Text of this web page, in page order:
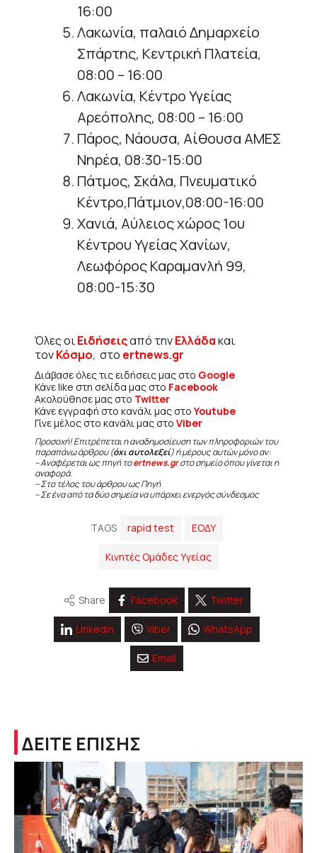
16:00
Λακωνία, παλαιό Δημαρχείο
Σπάρτης, Κεντρική Πλατεία,
08:00 – 16:00
Λακωνία, Κέντρο Υγείας
Αρεόπολης, 08:00 – 16:00
Πάρος, Νάουσα, Αίθουσα ΑΜΕΣ
Νηρέα, 08:30-15:00
Πάτμος, Σκάλα, Πνευματικό
Κέντρο,Πάτμιον,08:00-16:00
Χανιά, Αύλειος χώρος 1ου
Κέντρου Υγείας Χανίων,
Λεωφόρος Καραμανλή 99,
08:00-15:30
Όλες οιΕιδήσειςαπό τηνΕλλάδακαι
τονΚόσμο, στο ertnews.gr
Διάβασε όλες τις ειδήσεις μας στο Google
Κάνε like στη σελίδα μας στο Facebook
Ακολούθησε μας στο Twitter
Κάνε εγγραφή στο κανάλι μας στοYoutube
Γίνε μέλος στο κανάλι μας στο Viber
Προσοχή! Επιτρέπεται η αναδημοσίευση των πληροφοριών του
παραπάνω άρθρου (όχι αυτολεξεί) ή μέρους αυτών μόνο αν:
– Αναφέρεται ως πηγή τοertnews.grστο σημείο όπου γίνεται η
αναφορά.
– Στο τέλος του άρθρου ως Πηγή
– Σε ένα από τα δύο σημεία να υπάρχει ενεργός σύνδεσμος
TAGS rapid test ΕΟΔΥ
Κινητές Ομάδες Υγείας
Share Facebook Twitter
Linkedin Viber WhatsApp
Email
ΔΕΙΤΕ ΕΠΙΣΗΣ